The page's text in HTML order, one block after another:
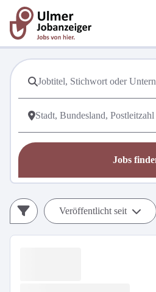
Jobs
Veröffentlicht seit